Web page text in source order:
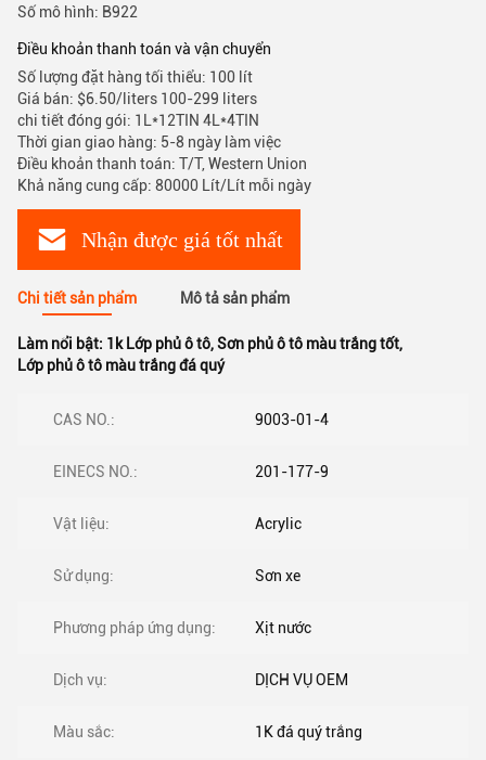
Số mô hình: B922
Điều khoản thanh toán và vận chuyển
Số lượng đặt hàng tối thiểu: 100 lít
Giá bán: $6.50/liters 100-299 liters
chi tiết đóng gói: 1L*12TIN 4L*4TIN
Thời gian giao hàng: 5-8 ngày làm việc
Điều khoản thanh toán: T/T, Western Union
Khả năng cung cấp: 80000 Lít/Lít mỗi ngày
Nhận được giá tốt nhất
Chi tiết sản phẩm Mô tả sản phẩm
Làm nổi bật: 1k Lớp phủ ô tô,Sơn phủ ô tô màu trắng tốt,
Lớp phủ ô tô màu trắng đá quý
CAS NO.: 9003-01-4
EINECS NO.: 201-177-9
Vật liệu: Acrylic
Sử dụng: Sơn xe
Phương pháp ứng dụng: Xịt nước
Dịch vụ: DỊCH VỤ OEM
Màu sắc: 1K đá quý trắng